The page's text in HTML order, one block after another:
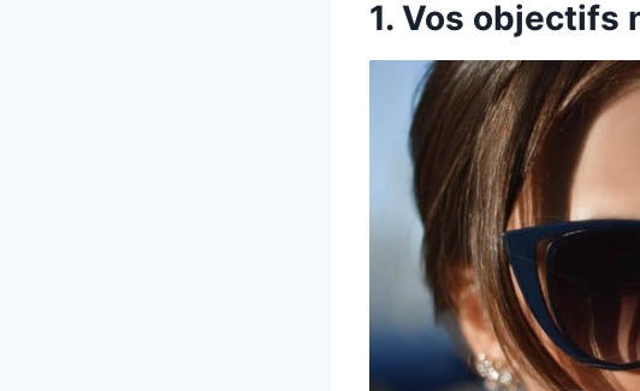
1. Vos objectifs